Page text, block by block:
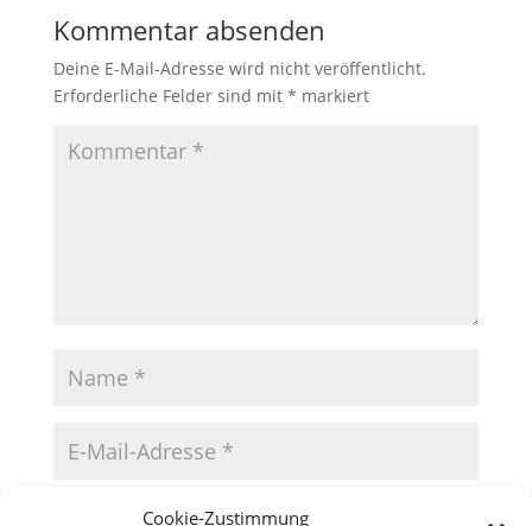
Cookie-Zustimmung
Kommentar absenden
Deine E-Mail-Adresse wird nicht veröffentlicht.
Erforderliche Felder sind mit * markiert